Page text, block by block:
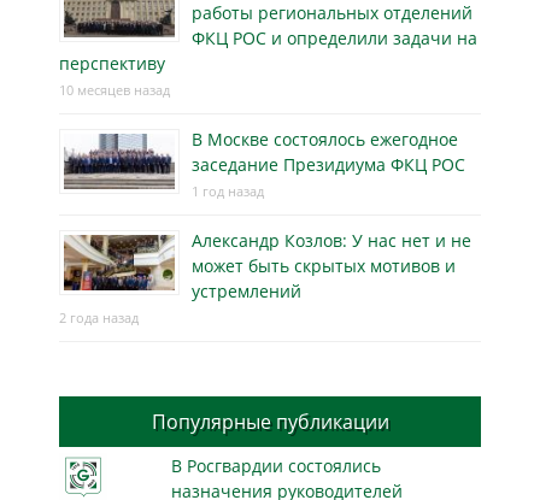
работы региональных отделений
ФКЦ РОС и определили задачи на
перспективу
10 месяцев назад
В Москве состоялось ежегодное
заседание Президиума ФКЦ РОС
1 год назад
Александр Козлов: У нас нет и не
может быть скрытых мотивов и
устремлений
2 года назад
Популярные публикации
В Росгвардии состоялись
назначения руководителей